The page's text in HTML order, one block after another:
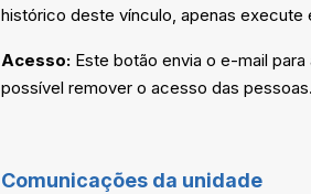
histórico deste vínculo, apenas execute
Acesso: Este botão envia o e-mail
possível remover o acesso das pessoas.
Comunicações da unidade